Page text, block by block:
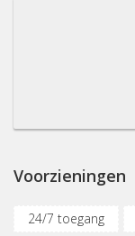
Voorzieningen
24/7 toegang